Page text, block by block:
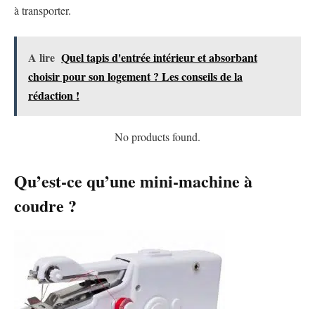
à transporter.
A lire Quel tapis d'entrée intérieur et absorbant
choisir pour son logement ? Les conseils de la
rédaction !
No products found.
Qu’est-ce qu’une mini-machine à
coudre ?